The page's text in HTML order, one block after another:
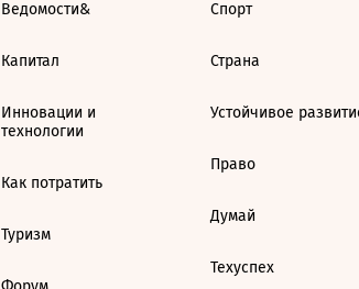
Ведомости&
Капитал
Инновации и
технологии
Как потратить
Туризм
Спорт
Страна
Устойчивое
Право
Думай
Техуспех